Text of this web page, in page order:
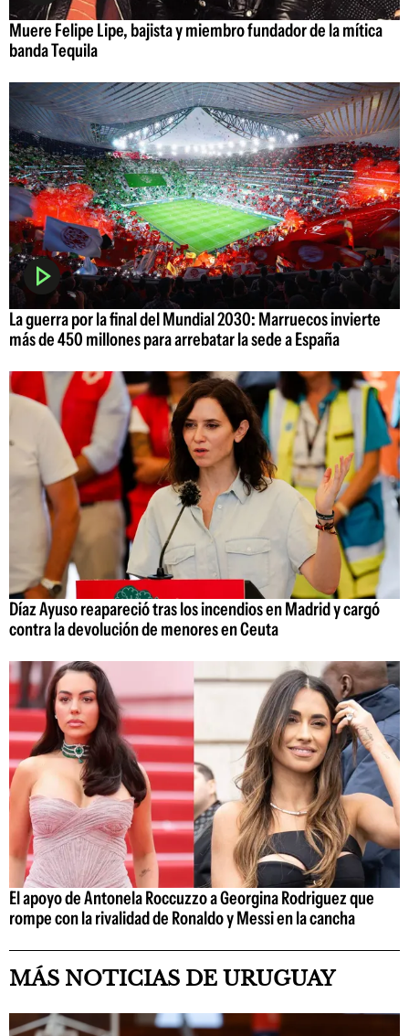
Muere Felipe Lipe, bajista y miembro fundador de la mítica
banda Tequila
La guerra por la final del Mundial 2030: Marruecos invierte
más de 450 millones para arrebatar la sede a España
Díaz Ayuso reapareció tras los incendios en Madrid y cargó
contra la devolución de menores en Ceuta
El apoyo de Antonela Roccuzzo a Georgina Rodriguez que
rompe con la rivalidad de Ronaldo y Messi en la cancha
MÁS NOTICIAS DE URUGUAY